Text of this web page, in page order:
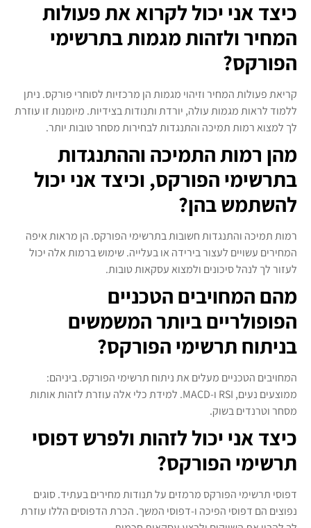
כיצד אני יכול לקרוא את פעולות
המחיר ולזהות מגמות בתרשימי
הפורקס?
קריאת פעולות המחיר וזיהוי מגמות הן מרכזיות לסוחרי פורקס. ניתן
ללמוד לראות מגמות עולה, יורדת ותנודות בצידיות. מיומנות זו עוזרת
לך למצוא רמות תמיכה והתנגדות לבחירות מסחר טובות יותר.
מהן רמות התמיכה וההתנגדות
בתרשימי הפורקס, וכיצד אני יכול
להשתמש בהן?
רמות תמיכה והתנגדות חשובות בתרשימי הפורקס. הן מראות איפה
המחירים עשויים לעצור בירידה או בעלייה. שימוש ברמות אלה יכול
לעזור לך לנהל סיכונים ולמצוא עסקאות טובות.
מהם המחויבים הטכניים
הפופולריים ביותר המשמשים
בניתוח תרשימי הפורקס?
המחויבים הטכניים מעלים את ניתוח תרשימי הפורקס. ביניהם:
ממוצעים נעים, RSI ו-MACD. למידת כלי אלה עוזרת לזהות אותות
מסחר וטרנדים בשוק.
כיצד אני יכול לזהות ולפרש דפוסי
תרשימי הפורקס?
דפוסי תרשימי הפורקס מרמזים על תנודות מחירים בעתיד. סוגים
נפוצים הם דפוסי הפיכה ו-דפוסי המשך. הכרת הדפוסים הללו עוזרת